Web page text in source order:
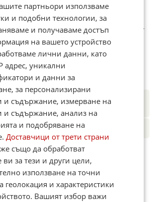
успех е да бъда оптимист, защото
постига с търпение и постоянство.
предложения за работа от
– въвFacebook,Instagram,
и в Google News
партньори използваме
и подобни технологии, за
и получаваме достъп
на вашето устройство
лични данни, като
адрес, уникални
и данни за
за персонализирани
и съдържание, измерване на
и съдържание, анализ на
и подобряване на
Доставчици от трети страни
също да обработват
ви за тези и други цели,
използване на точни
геолокация и характеристики
Вашият избор важи